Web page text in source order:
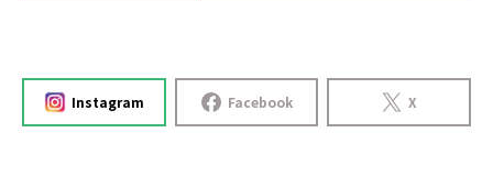
Instagram Facebook X